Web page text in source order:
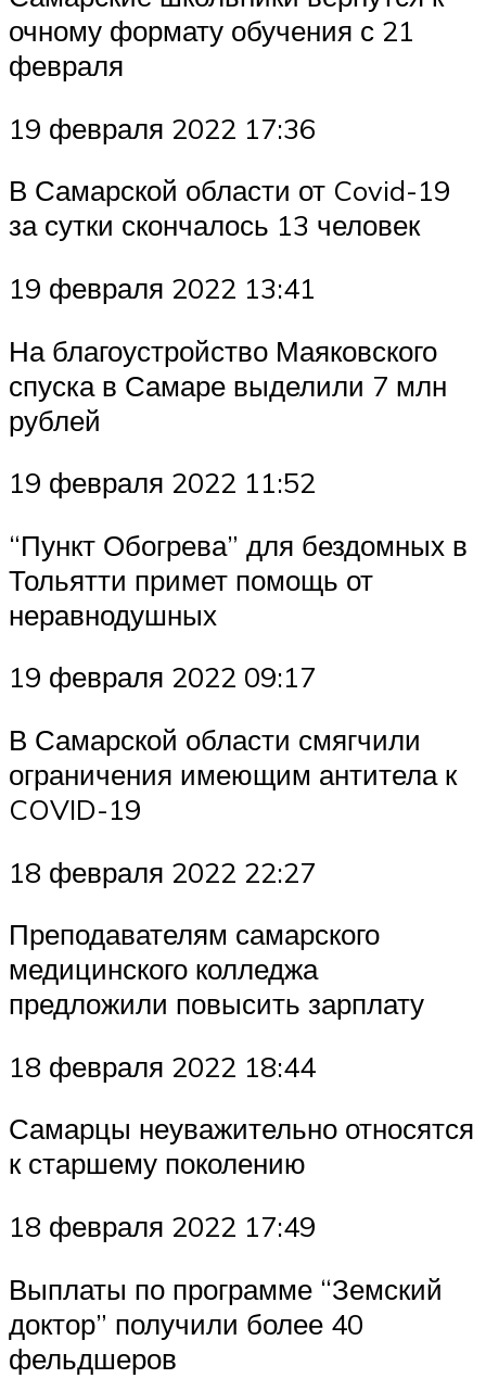
очному формату обучения с 21
февраля
19 февраля 2022 17:36
В Самарской области от Covid-19
за сутки скончалось 13 человек
19 февраля 2022 13:41
На благоустройство Маяковского
спуска в Самаре выделили 7 млн
рублей
19 февраля 2022 11:52
“Пункт Обогрева” для бездомных в
Тольятти примет помощь от
неравнодушных
19 февраля 2022 09:17
В Самарской области смягчили
ограничения имеющим антитела к
COVID-19
18 февраля 2022 22:27
Преподавателям самарского
медицинского колледжа
предложили повысить зарплату
18 февраля 2022 18:44
Самарцы неуважительно относятся
к старшему поколению
18 февраля 2022 17:49
Выплаты по программе “Земский
доктор” получили более 40
фельдшеров